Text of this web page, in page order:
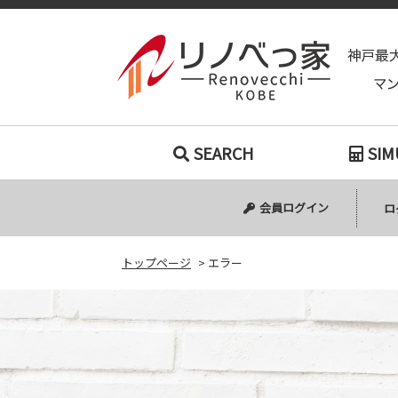
SEARCH
会員ログイン
トップページ > エラー